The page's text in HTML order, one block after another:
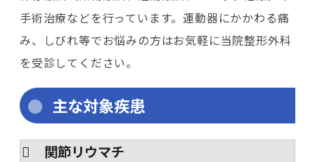
手術治療などを行っています。運動器にかかわる痛
み、しびれ等でお悩みの方はお気軽に当院整形外科
を受診してください。
主な対象疾患
関節リウマチ